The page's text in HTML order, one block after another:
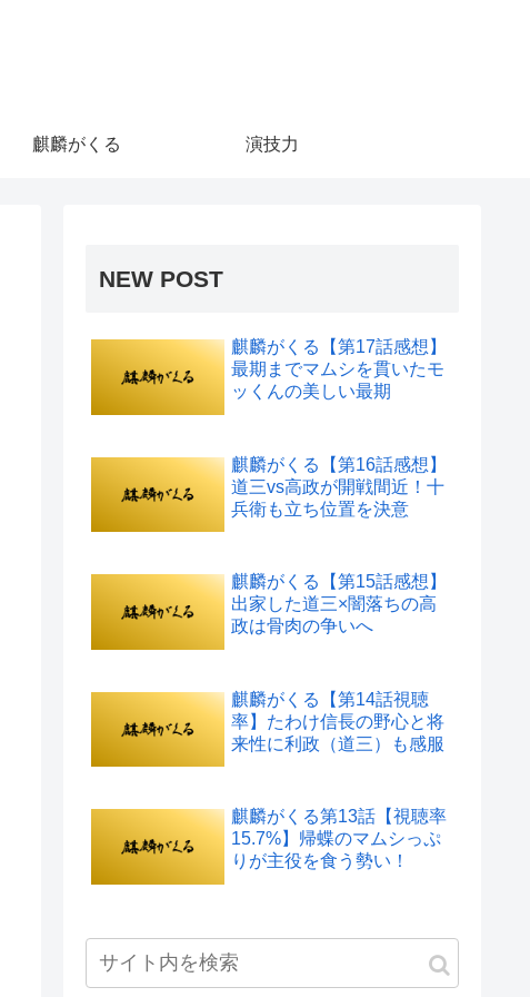
麒麟がくる 演技力
NEW POST
麒麟がくる【第17話感想】
最期までマムシを貫いたモ
ッくんの美しい最期
麒麟がくる【第16話感想】
道三vs高政が開戦間近！十
兵衛も立ち位置を決意
麒麟がくる【第15話感想】
出家した道三×闇落ちの高
政は骨肉の争いへ
麒麟がくる【第14話視聴
率】たわけ信長の野心と将
来性に利政（道三）も感服
麒麟がくる第13話【視聴率
15.7%】帰蝶のマムシっぷ
りが主役を食う勢い！